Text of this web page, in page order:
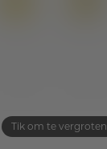
Tik om te vergroten